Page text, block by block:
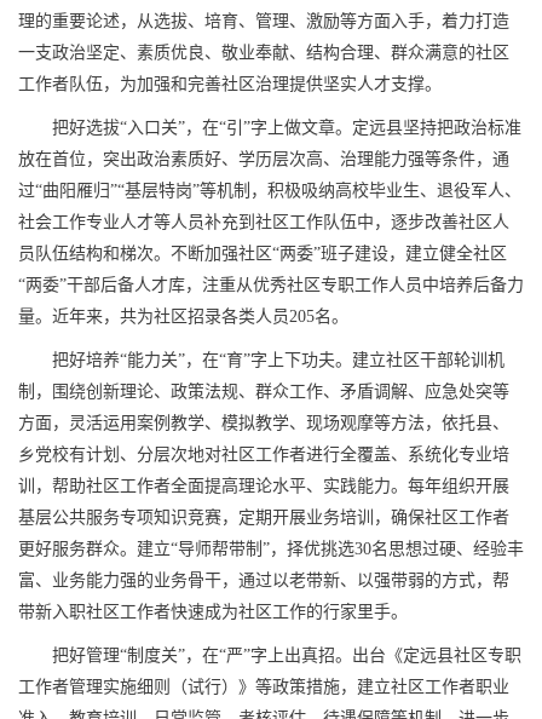
理的重要论述，从选拔、培育、管理、激励等方面入手，着力打造
一支政治坚定、素质优良、敬业奉献、结构合理、群众满意的社区
工作者队伍，为加强和完善社区治理提供坚实人才支撑。
把好选拔“入口关”，在“引”字上做文章。定远县坚持把政治标准
放在首位，突出政治素质好、学历层次高、治理能力强等条件，通
过“曲阳雁归”“基层特岗”等机制，积极吸纳高校毕业生、退役军人、
社会工作专业人才等人员补充到社区工作队伍中，逐步改善社区人
员队伍结构和梯次。不断加强社区“两委”班子建设，建立健全社区
“两委”干部后备人才库，注重从优秀社区专职工作人员中培养后备力
量。近年来，共为社区招录各类人员205名。
把好培养“能力关”，在“育”字上下功夫。建立社区干部轮训机
制，围绕创新理论、政策法规、群众工作、矛盾调解、应急处突等
方面，灵活运用案例教学、模拟教学、现场观摩等方法，依托县、
乡党校有计划、分层次地对社区工作者进行全覆盖、系统化专业培
训，帮助社区工作者全面提高理论水平、实践能力。每年组织开展
基层公共服务专项知识竞赛，定期开展业务培训，确保社区工作者
更好服务群众。建立“导师帮带制”，择优挑选30名思想过硬、经验丰
富、业务能力强的业务骨干，通过以老带新、以强带弱的方式，帮
带新入职社区工作者快速成为社区工作的行家里手。
把好管理“制度关”，在“严”字上出真招。出台《定远县社区专职
工作者管理实施细则（试行）》等政策措施，建立社区工作者职业